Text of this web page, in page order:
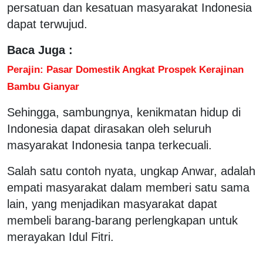
persatuan dan kesatuan masyarakat Indonesia
dapat terwujud.
Baca Juga :
Perajin: Pasar Domestik Angkat Prospek Kerajinan
Bambu Gianyar
Sehingga, sambungnya, kenikmatan hidup di
Indonesia dapat dirasakan oleh seluruh
masyarakat Indonesia tanpa terkecuali.
Salah satu contoh nyata, ungkap Anwar, adalah
empati masyarakat dalam memberi satu sama
lain, yang menjadikan masyarakat dapat
membeli barang-barang perlengkapan untuk
merayakan Idul Fitri.